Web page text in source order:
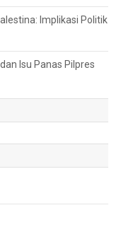
Implikasi Politik
Isu Panas Pilpres